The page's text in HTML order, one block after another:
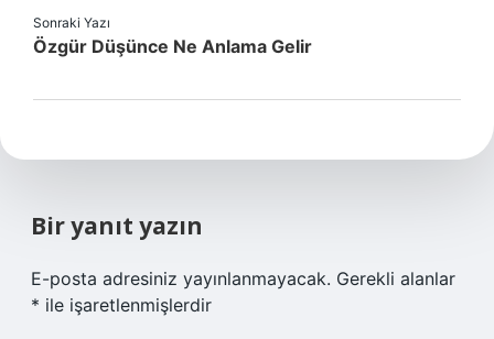
Sonraki Yazı
Özgür Düşünce Ne Anlama Gelir
Bir yanıt yazın
E-posta adresiniz yayınlanmayacak. Gerekli alanlar
* ile işaretlenmişlerdir